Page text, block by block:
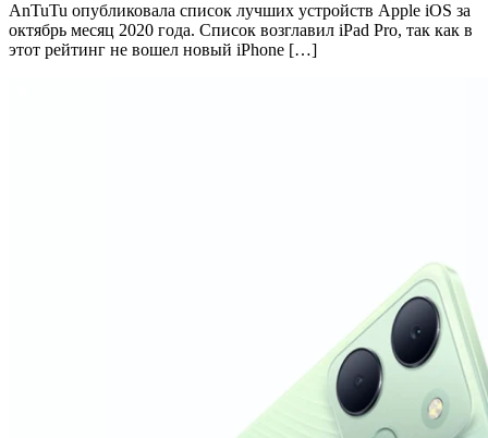
AnTuTu опубликовала список лучших устройств Apple iOS за
октябрь месяц 2020 года. Список возглавил iPad Pro, так как в
этот рейтинг не вошел новый iPhone […]